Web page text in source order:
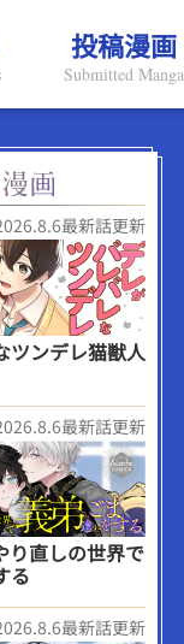
投稿漫画
Submitted Manga
最新話更新
ツンデレ猫獣人
最新話更新
り直しの世界で
る
最新話更新